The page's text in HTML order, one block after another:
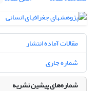
مقالات آماده انتشار
شماره جاری
شماره‌های پیشین نشریه